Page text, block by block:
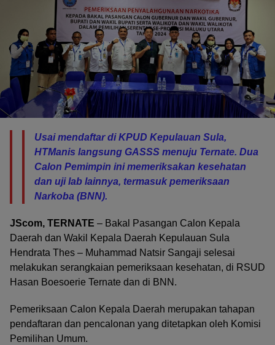
Usai mendaftar di KPUD Kepulauan Sula,
HTManis langsung GASSS menuju Ternate. Dua
Calon Pemimpin ini memeriksakan kesehatan
dan uji lab lainnya, termasuk pemeriksaan
Narkoba (BNN).
JScom, TERNATE – Bakal Pasangan Calon Kepala
Daerah dan Wakil Kepala Daerah Kepulauan Sula
Hendrata Thes – Muhammad Natsir Sangaji selesai
melakukan serangkaian pemeriksaan kesehatan, di RSUD
Hasan Boesoerie Ternate dan di BNN.
Pemeriksaan Calon Kepala Daerah merupakan tahapan
pendaftaran dan pencalonan yang ditetapkan oleh Komisi
Pemilihan Umum.